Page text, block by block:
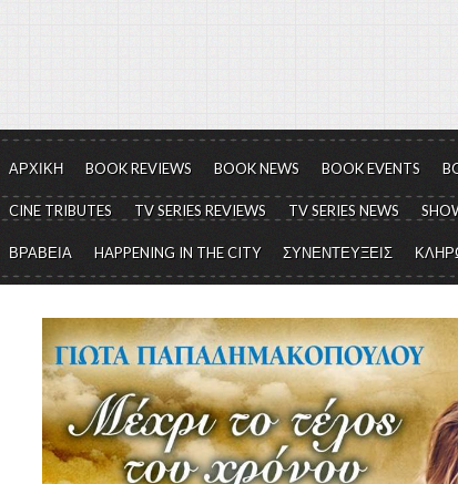
ΑΡΧΙΚΗ BOOK REVIEWS BOOK NEWS BOOK EVENTS
CINE TRIBUTES TV SERIES REVIEWS TV SERIES NEWS
ΒΡΑΒΕΙΑ HAPPENING IN THE CITY ΣΥΝΕΝΤΕΥΞΕΙΣ